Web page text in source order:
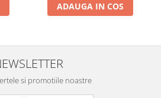
ADAUGA IN COS
si promotiile noastre